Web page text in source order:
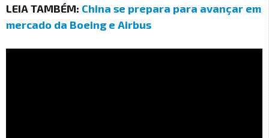
LEIA TAMBÉM: China se prepara para avançar em
mercado da Boeing e Airbus